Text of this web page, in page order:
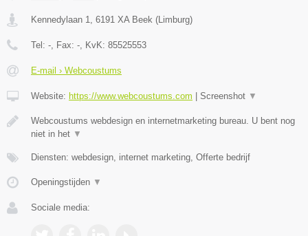
Kennedylaan 1 6191 XA Beek (Limburg)
Tel: - , Fax: - , KvK: 85525553
E-mail › Webcoustums
Website: https://www.webcoustums.com | Screenshot ▼
Webcoustums webdesign en internetmarketing bureau. U bent nog
niet in het ▼
Diensten: webdesign, internet marketing, Offerte bedrijf
Openingstijden ▼
Sociale media: